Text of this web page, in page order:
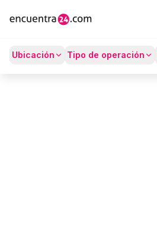
Ubicación Tipo de operación